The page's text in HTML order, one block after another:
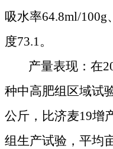
吸水率64.8ml/100g
度73.1。
产量表现：在
种中高肥组区域试
公斤 ，比济麦19增
组生产试验，平均